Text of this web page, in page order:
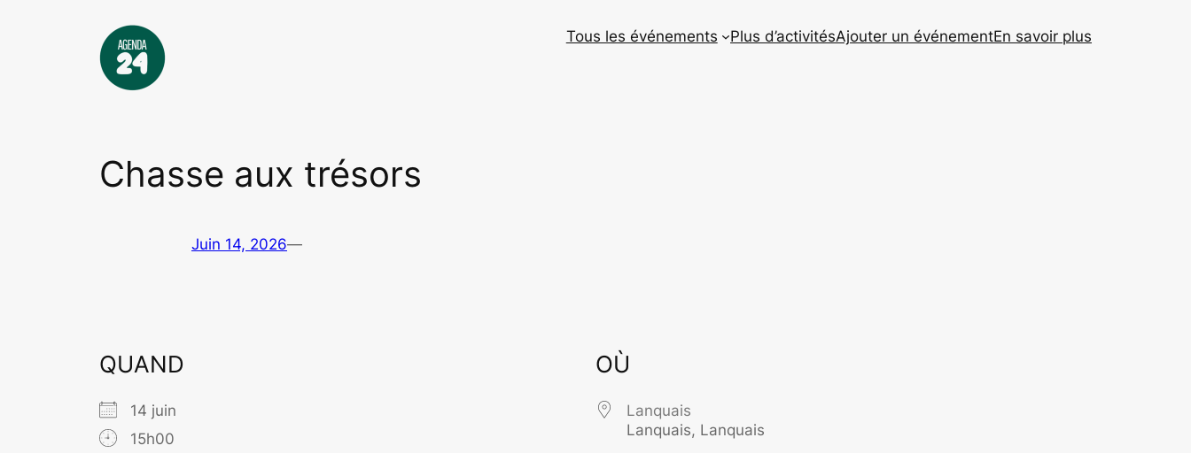
Tous les événements Plus d’activitésAjouter un événementEn savoir plus
Chasse aux trésors
Juin 14, 2026—
QUAND
14 juin
15h00
OÙ
Lanquais
Lanquais, Lanquais